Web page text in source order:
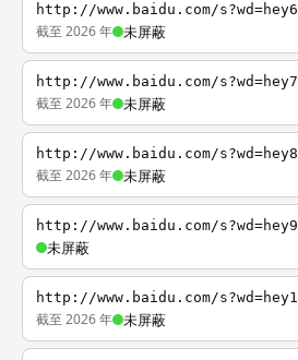
http://www.baidu.com/s?wd=hey6
截至 2026 年 未屏蔽
http://www.baidu.com/s?wd=hey7
截至 2026 年 未屏蔽
http://www.baidu.com/s?wd=hey8
截至 2026 年 未屏蔽
http://www.baidu.com/s?wd=hey9
未屏蔽
http://www.baidu.com/s?wd=hey1
截至 2026 年 未屏蔽